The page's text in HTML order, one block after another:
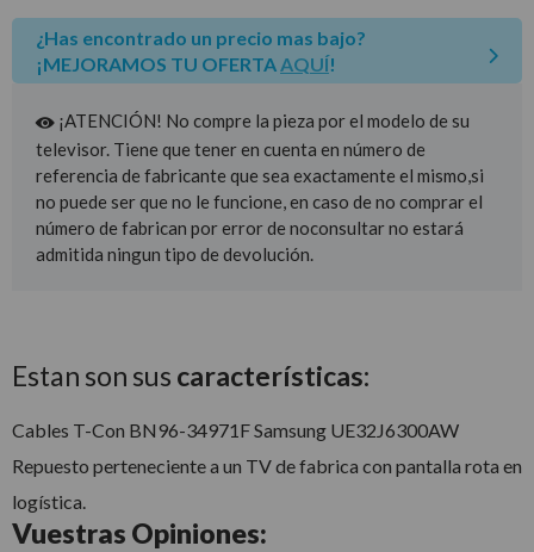
¿Has encontrado un precio mas bajo?
¡MEJORAMOS TU OFERTA AQUÍ!
¡ATENCIÓN! No compre la pieza por el modelo de su
televisor. Tiene que tener en cuenta en número de
referencia de fabricante que sea exactamente el mismo,si
no puede ser que no le funcione, en caso de no comprar el
número de fabrican por error de noconsultar no estará
admitida ningun tipo de devolución.
Estan son sus características:
Cables T-Con BN96-34971F Samsung UE32J6300AW
Repuesto perteneciente a un TV de fabrica con pantalla rota en
logística.
Vuestras Opiniones: